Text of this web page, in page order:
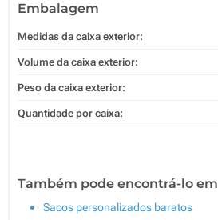
Embalagem
Medidas da caixa exterior:
Volume da caixa exterior:
Peso da caixa exterior:
Quantidade por caixa:
Também pode encontrá-lo em
Sacos personalizados baratos